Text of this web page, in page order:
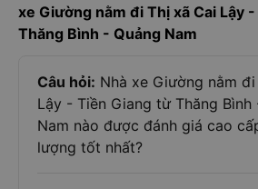
xe Giường nằm đi Thị xã Cai Lậy
Thăng Bình - Quảng Nam
Câu hỏi: Nhà xe Giường nằm
Lậy - Tiền Giang từ Thăng Bình
Nam nào được đánh giá cao
lượng tốt nhất?